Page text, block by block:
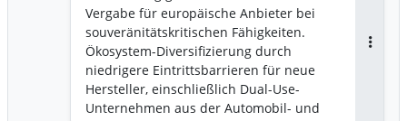
Vergabe für europäische Anbieter bei
souveränitätskritischen Fähigkeiten.
Ökosystem-Diversifizierung durch
niedrigere Eintrittsbarrieren für neue
Hersteller, einschließlich Dual-Use-
Unternehmen aus der Automobil- und